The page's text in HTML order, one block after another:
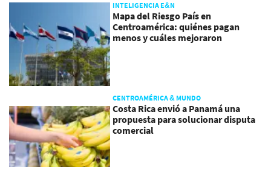
INTELIGENCIA E&N
Mapa del Riesgo País en
Centroamérica: quiénes pagan
menos y cuáles mejoraron
CENTROAMÉRICA & MUNDO
Costa Rica envió a Panamá una
propuesta para solucionar disputa
comercial